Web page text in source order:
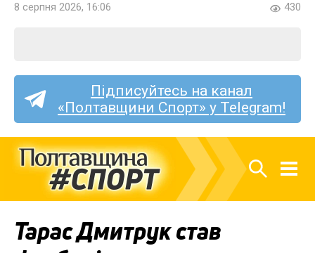
8 серпня 2026, 16:06 430
Підписуйтесь на канал
«Полтавщини Спорт» у Telegram!
Тарас Дмитрук став